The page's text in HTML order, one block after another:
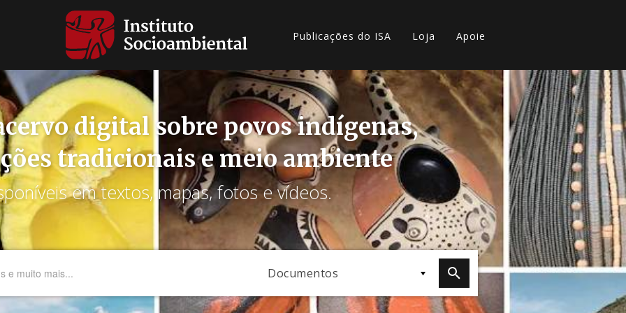
Publicações do ISA Loja Apoie
digital sobre povos indígenas,
tradicionais e meio ambiente
em textos, mapas, fotos e vídeos.
Documentos